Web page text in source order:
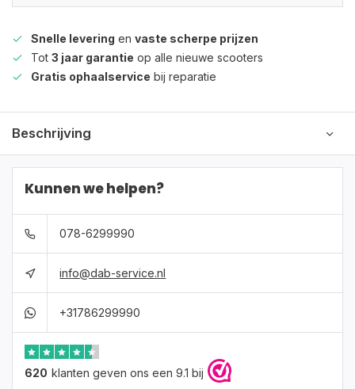
Snelle levering en vaste scherpe prijzen
Tot 3 jaar garantie op alle nieuwe scooters
Gratis ophaalservice bij reparatie
Beschrijving
Kunnen we helpen?
078-6299990
info@dab-service.nl
+31786299990
620 klanten geven ons een 9.1 bij